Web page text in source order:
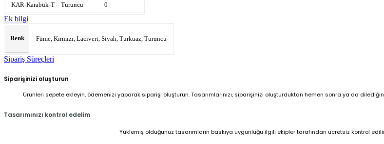
KAR-Karabük-T – Turuncu 0
Ek bilgi
Renk Füme, Kırmızı, Lacivert, Siyah, Turkuaz, Turuncu
Sipariş Süreçleri
Siparişinizi oluşturun
Ürünleri sepete ekleyin, ödemenizi yaparak siparişi oluşturun. Tasarımlarınızı, siparişinizi oluşturduktan hemen sonra ya da
Tasarımınızı kontrol edelim
Yüklemiş olduğunuz tasarımların baskıya uygunluğu ilgili ekipler tarafından ücretsiz kontrol edilir